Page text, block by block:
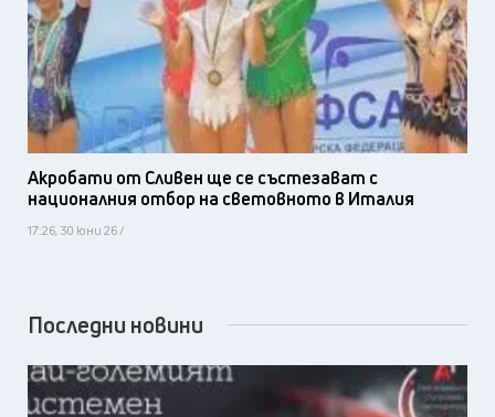
Акробати от Сливен ще се състезават с
националния отбор на световното в Италия
17:26, 30 юни 26 /
Последни новини